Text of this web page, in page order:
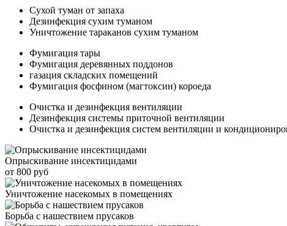
Сухой туман от запаха
Дезинфекция сухим туманом
Уничтожение тараканов сухим туманом
Фумигация тары
Фумигация деревянных поддонов
газация складских помещений
Фумигация фосфином (магтоксин) короеда
Очистка и дезинфекция вентиляции
Дезинфекция системы приточной вентиляции
Очистка и дезинфекция систем вентиляции и
Опрыскивание инсектицидами
от 800 руб
Уничтожение насекомых в помещениях
Борьба с нашествием прусаков